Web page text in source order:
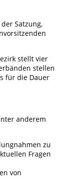
Satzung,
stellt vier
stellen
für die Dauer
anderem
zu
Fragen
von